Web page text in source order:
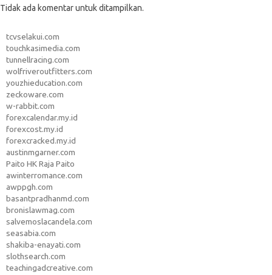
Tidak ada komentar untuk ditampilkan.
tcvselakui.com
touchkasimedia.com
tunnellracing.com
wolfriveroutfitters.com
youzhieducation.com
zeckoware.com
w-rabbit.com
forexcalendar.my.id
forexcost.my.id
forexcracked.my.id
austinmgarner.com
Paito HK Raja Paito
awinterromance.com
awppgh.com
basantpradhanmd.com
bronislawmag.com
salvemoslacandela.com
seasabia.com
shakiba-enayati.com
slothsearch.com
teachingadcreative.com